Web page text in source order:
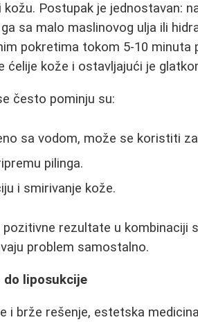
Postupak je jednostavan:
sa malo maslinovog ulja ili
pokretima tokom 5-10 minuta
ćelije kože i ostavljajući je
često pominju su:
sa vodom, može se koristiti
pilinga.
i smirivanje kože.
rezultate u kombinaciji
problem samostalno.
do liposukcije
i brže rešenje, estetska